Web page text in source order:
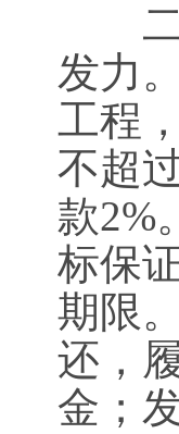
二
发力
工程
不超
款2%
标保
期限
还，
金；